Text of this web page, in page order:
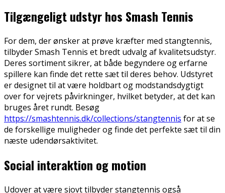
Tilgængeligt udstyr hos Smash Tennis
For dem, der ønsker at prøve kræfter med stangtennis,
tilbyder Smash Tennis et bredt udvalg af kvalitetsudstyr.
Deres sortiment sikrer, at både begyndere og erfarne
spillere kan finde det rette sæt til deres behov. Udstyret
er designet til at være holdbart og modstandsdygtigt
over for vejrets påvirkninger, hvilket betyder, at det kan
bruges året rundt. Besøg
https://smashtennis.dk/collections/stangtennis for at se
de forskellige muligheder og finde det perfekte sæt til din
næste udendørsaktivitet.
Social interaktion og motion
Udover at være sjovt tilbyder stangtennis også